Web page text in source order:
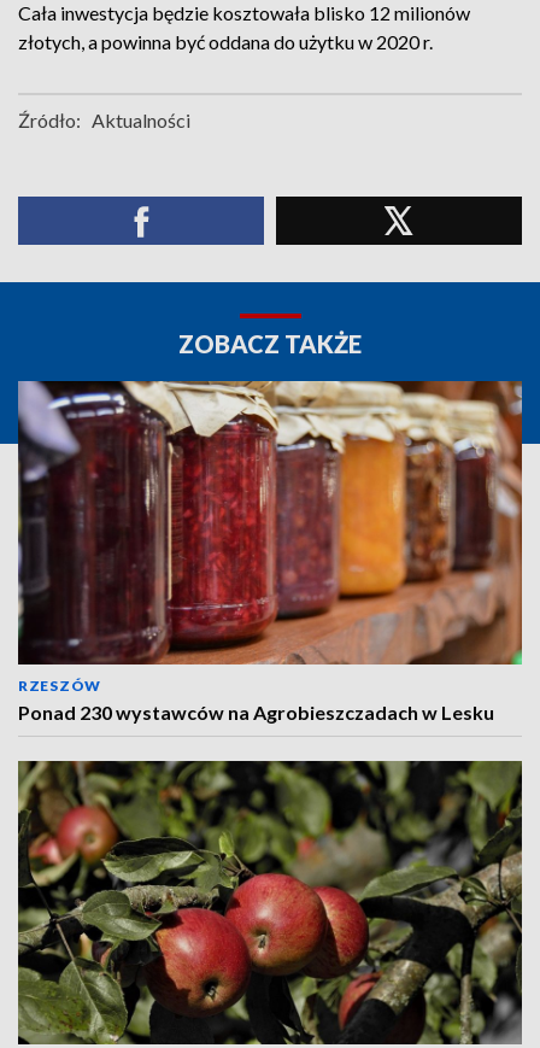
Cała inwestycja będzie kosztowała blisko 12 milionów
złotych, a powinna być oddana do użytku w 2020 r.
Źródło: Aktualności
ZOBACZ TAKŻE
RZESZÓW
Ponad 230 wystawców na Agrobieszczadach w Lesku